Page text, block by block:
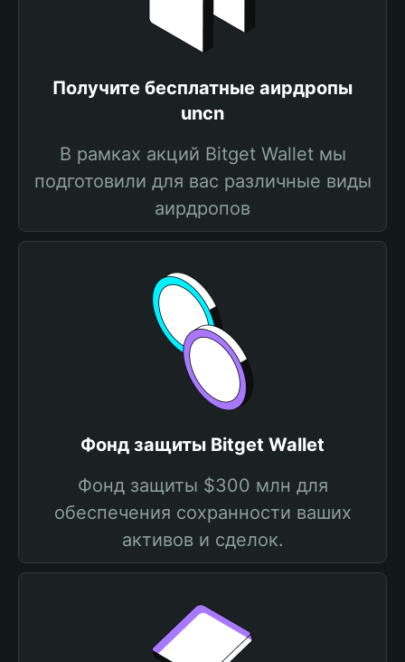
Получите бесплатные аирдропы
uncn
В рамках акций Bitget Wallet мы
подготовили для вас различные виды
аирдропов
Фонд защиты Bitget Wallet
Фонд защиты $300 млн для
обеспечения сохранности ваших
активов и сделок.